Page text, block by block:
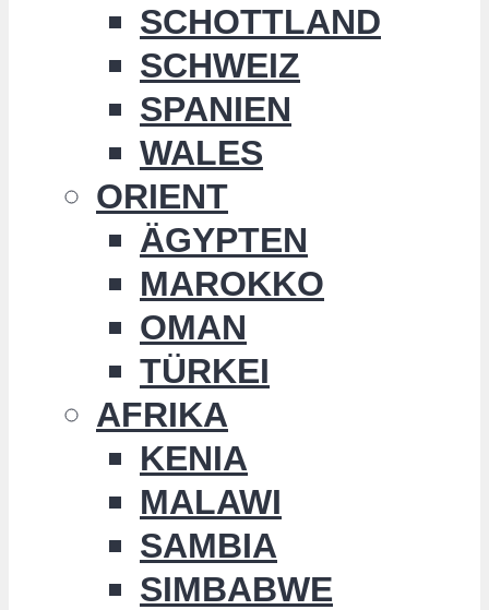
SCHOTTLAND
SCHWEIZ
SPANIEN
WALES
ORIENT
ÄGYPTEN
MAROKKO
OMAN
TÜRKEI
AFRIKA
KENIA
MALAWI
SAMBIA
SIMBABWE